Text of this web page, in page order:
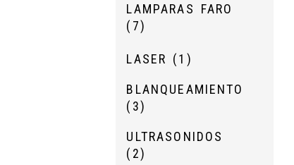
LAMPARAS FARO
(7)
LASER (1)
BLANQUEAMIENTO
(3)
ULTRASONIDOS
(2)